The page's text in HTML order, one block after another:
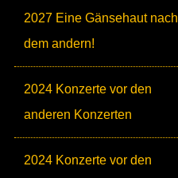
2027 Eine Gänsehaut nach
dem andern!
2024 Konzerte vor den
anderen Konzerten
2024 Konzerte vor den